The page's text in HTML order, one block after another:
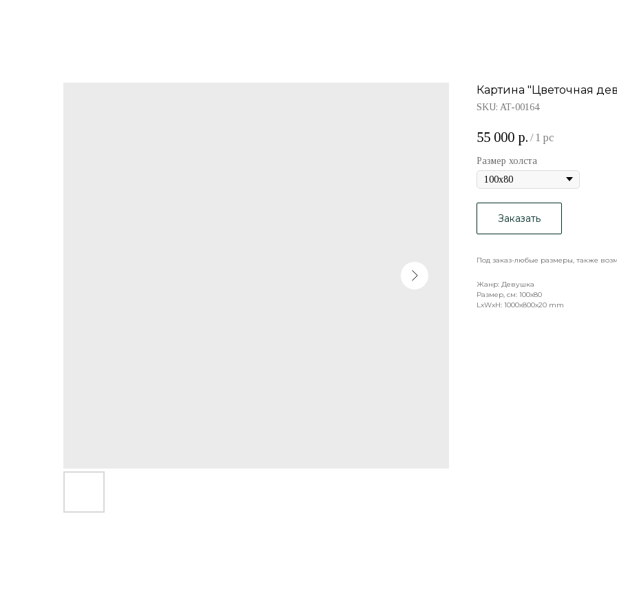
Картина "Цветочная
SKU: AT-00164
55 000 р. / 1 pc
Размер холста
Заказать
Под заказ-любые размеры, также
Жанр: Девушка
Размер, см: 100x80
LxWxH: 1000x800x20 mm